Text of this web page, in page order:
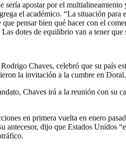
sería apostar por el multialineamiento
el académico. “La situación
pensar bien qué hacer con el
dotes de equilibrio van a tener que
Chaves, celebró que su país
la invitación a la cumbre en Doral.
Chaves irá a la reunión con su
en primera vuelta en enero
antecesor, dijo que Estados Unidos